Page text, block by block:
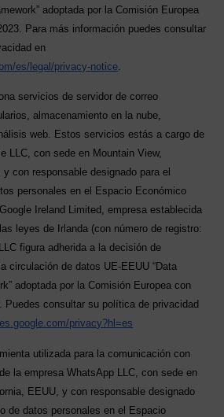
adoptada por la Comisión Europea
Para más información puedes consultar
en
es/legal/privacy-notice
servicios de servidor de correo
almacenamiento en la nube,
web. Estos servicios estás a cargo de
LLC, con sede en Mountain View,
con responsable designado para el
personales en el Espacio Económico
Ireland Limited, empresa establecida
leyes de Irlanda (con número de registro:
figura adherida a la decisión de
circulación de datos UE-EEUU “Data
adoptada por la Comisión Europea con
Puedes consultar su política de privacidad
privacy?hl=es
utilizada para la comunicación con
la empresa WhatsApp LLC, con sede en
EEUU, y con responsable designado
de datos personales en el Espacio